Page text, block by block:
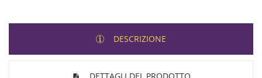
DESCRIZIONE